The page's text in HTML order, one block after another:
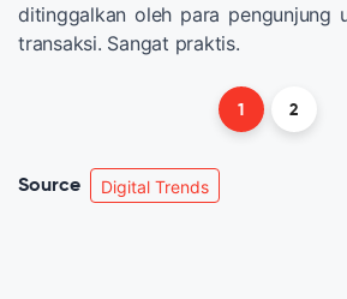
ditinggalkan oleh para pengunjung
transaksi. Sangat praktis.
1 2
Source Digital Trends